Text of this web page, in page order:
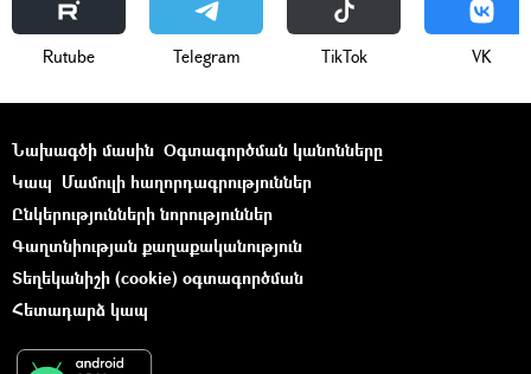
Rutube Telegram ТikТоk VK
Նախագծի մասին Օգտագործման կանոնները
Կապ Մամուլի հաղորդագրություններ
Ընկերությունների նորություններ
Գաղտնիության քաղաքականություն
Տեղեկանիշի (cookie) օգտագործման
Հետադարձ կապ